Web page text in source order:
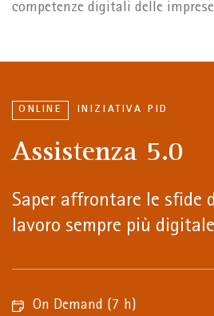
competenze digitali delle
INIZIATIVA PID
ONLINE
Assistenza 5.0
Saper affrontare le sfide
lavoro sempre più digitale
On Demand (7 h)